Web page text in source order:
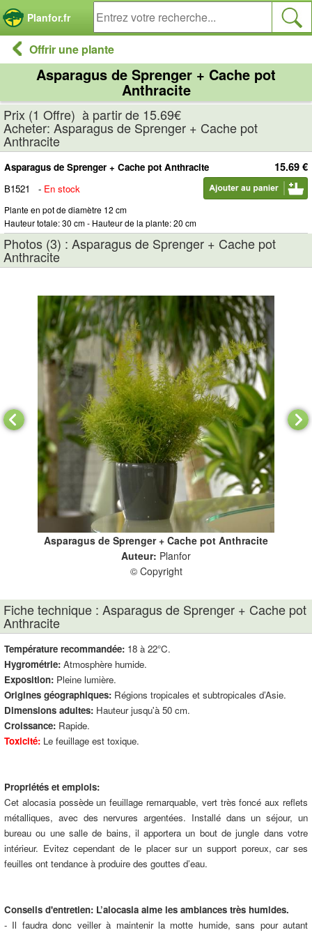
Planfor.fr
Offrir une plante
Asparagus de Sprenger + Cache pot
Anthracite
Prix (1 Offre) à partir de 15.69€
Acheter: Asparagus de Sprenger + Cache pot
Anthracite
15.69 €
Asparagus de Sprenger + Cache pot Anthracite
B1521
- En stock
Plante en pot de diamètre 12 cm
Hauteur totale: 30 cm - Hauteur de la plante: 20 cm
Photos (3) : Asparagus de Sprenger + Cache pot
Anthracite
Asparagus de Sprenger + Cache pot Anthracite
Auteur: Planfor
© Copyright
Fiche technique : Asparagus de Sprenger + Cache pot
Anthracite
Température recommandée: 18 à 22°C.
Hygrométrie: Atmosphère humide.
Exposition: Pleine lumière.
Origines géographiques: Régions tropicales et subtropicales d’Asie.
Dimensions adultes: Hauteur jusqu'à 50 cm.
Croissance: Rapide.
Toxicité: Le feuillage est toxique.
Propriétés et emplois:
Cet alocasia possède un feuillage remarquable, vert très foncé aux reflets
métalliques, avec des nervures argentées. Installé dans un séjour, un
bureau ou une salle de bains, il apportera un bout de jungle dans votre
intérieur. Evitez cependant de le placer sur un support poreux, car ses
feuilles ont tendance à produire des gouttes d’eau.
Conseils d'entretien: L’alocasia aime les ambiances très humides.
- Il faudra donc veiller à maintenir la motte humide, sans pour autant
Panneau de gestion des cookies